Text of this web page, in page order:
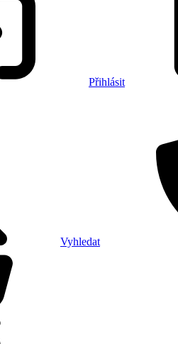
Přihlásit
Vyhledat